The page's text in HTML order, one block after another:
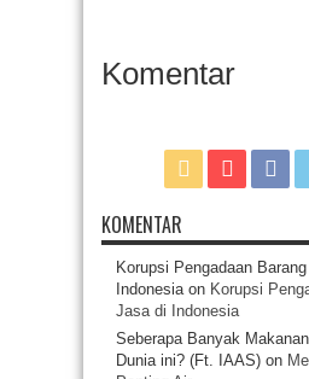
Komentar
KOMENTAR
Korupsi Pengadaan
Indonesiaon Korupsi
Jasa di Indonesia
Seberapa Banyak
Dunia ini? (Ft. IAAS) on